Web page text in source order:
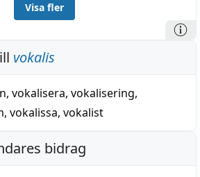
Visa fler
vokalis
, vokalisera, vokalisering,
, vokalissa, vokalist
bidrag